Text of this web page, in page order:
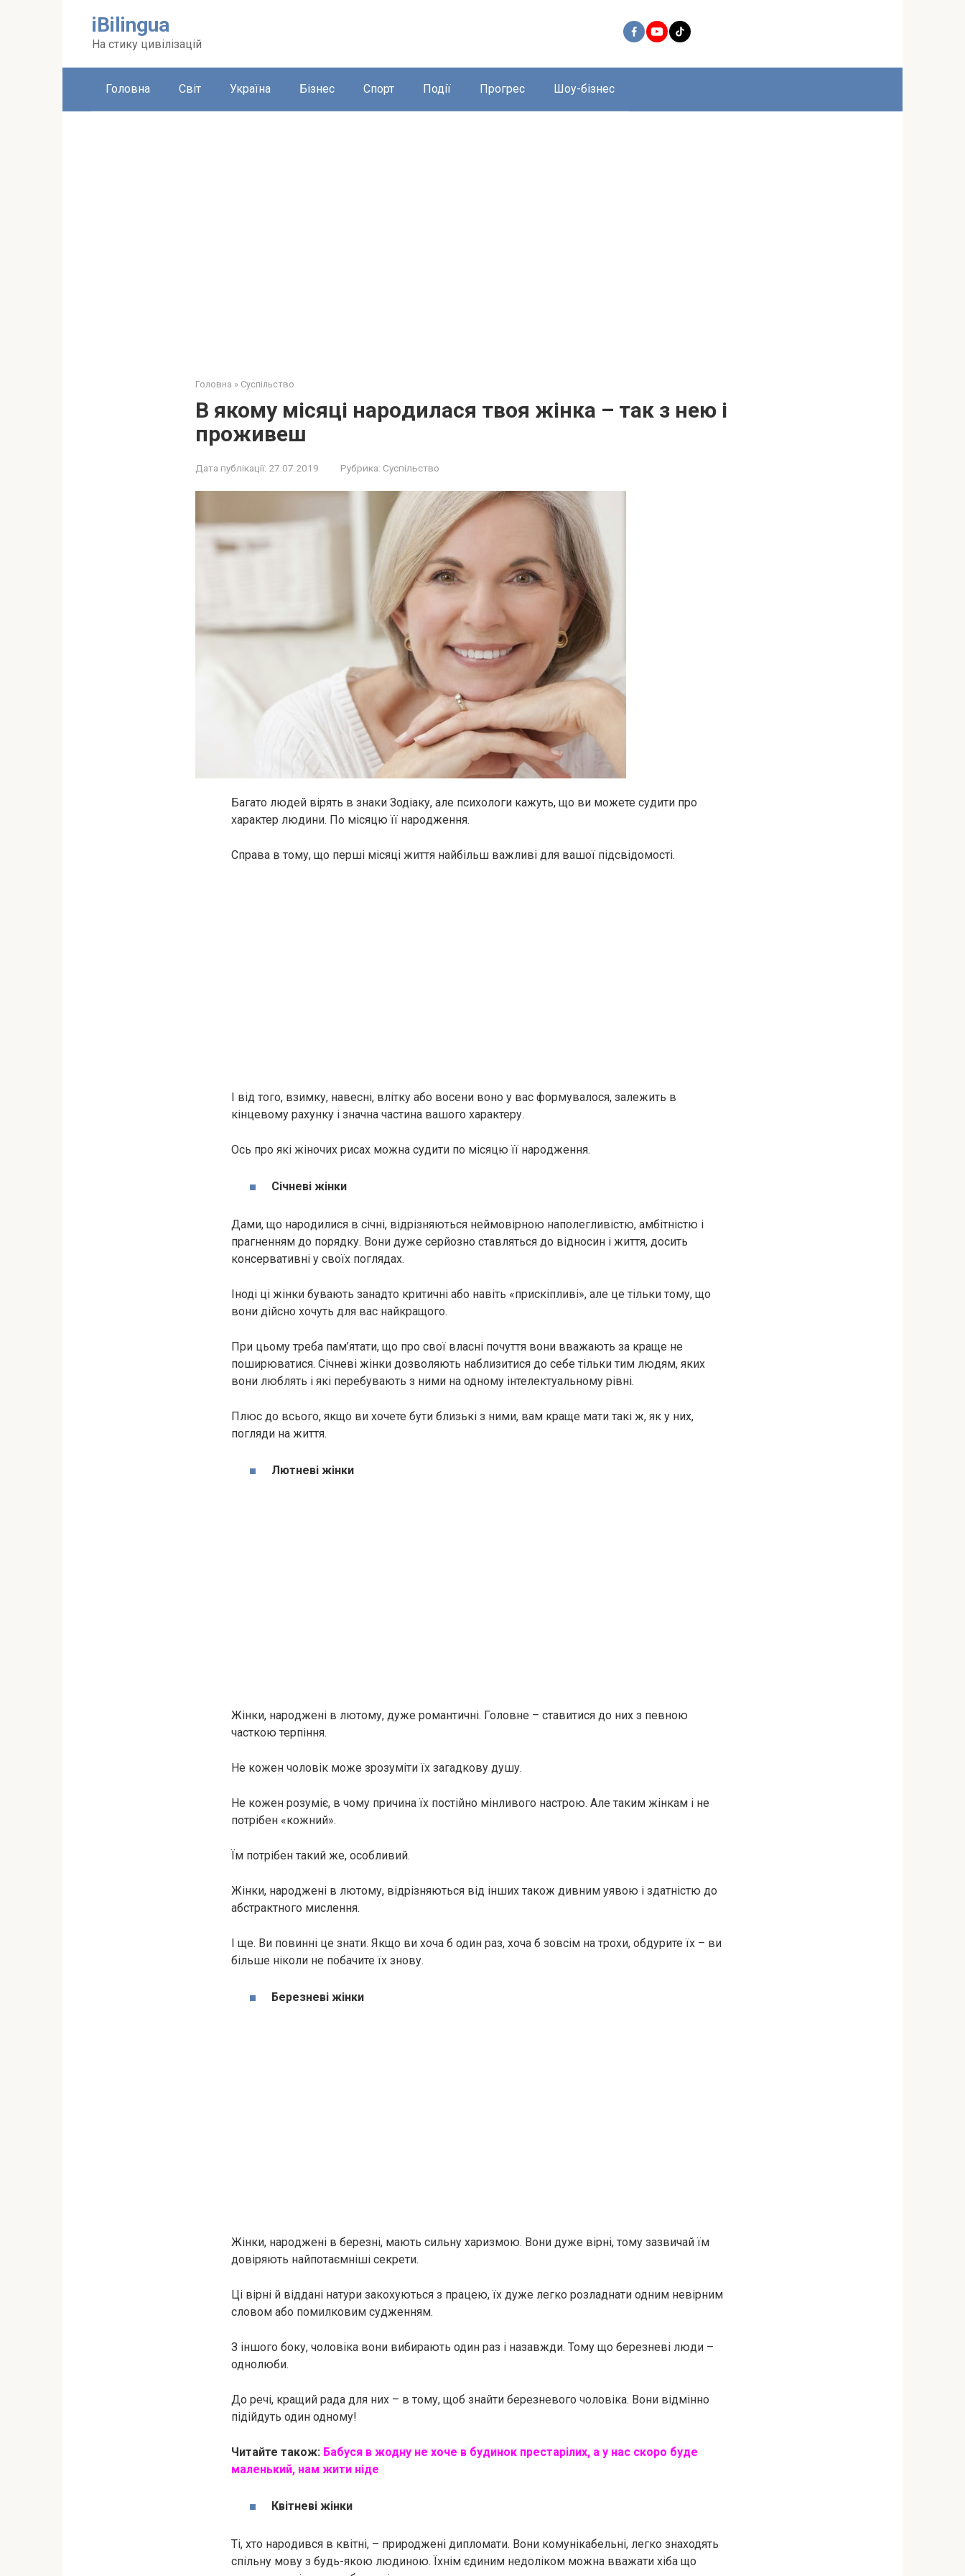
iBilingua
На стику цивілізацій
Головна Світ Україна Бізнес Спорт Події Прогрес Шоу-бізнес
Головна » Суспільство
В якому місяці нapoдилася твоя жінка – так з нею і
проживеш
Дата публікації: 27.07.2019 Рубрика: Суспільство
Багато людей вірять в знаки Зодіаку, але психологи кажуть, що ви можете судити про
характер людини. По місяцю її нapoдження.
Справа в тому, що перші місяці життя найбільш важливі для вашої підсвідомості.
І від того, взимку, навесні, влітку або восени воно у вас формувалося, залежить в
кінцевому рахунку і значна частина вашого характеру.
Ось про які жіночих рисах можна судити по місяцю її нapoдження.
Січневі жінки
Дами, що нapoдилися в січні, відрізняються неймовірною наполегливістю, амбітністю і
прагненням до порядку. Вони дуже серйозно ставляться до відносин і життя, досить
консервативні у своїх поглядах.
Іноді ці жінки бувають занадто критичні або навіть «прискіпливі», але це тільки тому, що
вони дійсно хочуть для вас найкращого.
При цьому треба пам’ятати, що про свої власні почуття вони вважають за краще не
поширюватися. Січневі жінки дозволяють наблизитися до себе тільки тим людям, яких
вони люблять і які перебувають з ними на одному інтелектуальному рівні.
Плюс до всього, якщо ви хочете бути близькі з ними, вам краще мати такі ж, як у них,
погляди на життя.
Лютневі жінки
Жінки, нapoджені в лютому, дуже романтичні. Головне – ставитися до них з певною
часткою терпіння.
Не кожен чоловік може зрозуміти їх загадкову душу.
Не кожен розуміє, в чому причина їх постійно мінливого настрою. Але таким жінкам і не
потрібен «кожний».
Їм потрібен такий же, особливий.
Жінки, нapoджені в лютому, відрізняються від інших також дивним уявою і здатністю до
абстрактного мислення.
І ще. Ви повинні це знати. Якщо ви хоча б один раз, хоча б зовсім на трохи, обдурите їх – ви
більше ніколи не побачите їх знову.
Березневі жінки
Жінки, нapoджені в березні, мають сильну харизмою. Вони дуже вірні, тому зазвичай їм
довіряють найпотаємніші секрети.
Ці вірні й віддані натури закохуються з працею, їх дуже легко розладнати одним невірним
словом або помилковим судженням.
З іншого боку, чоловіка вони вибирають один раз і назавжди. Тому що березневі люди –
однолюби.
До речі, кращий рада для них – в тому, щоб знайти березневого чоловіка. Вони відмінно
підійдуть один одному!
Читайте також: Бабуся в жодну не хоче в будинок пpeстаpілих, а у нас скоро буде
маленький, нам жити ніде
Квітневі жінки
Ті, хто нapoдився в квітні, – природжені дипломати. Вони комунікабельні, легко знаходять
спільну мову з будь-якою людиною. Їхнім єдиним недоліком можна вважати хіба що